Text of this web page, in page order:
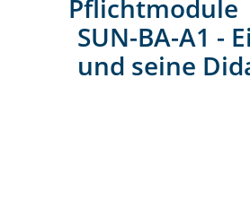
Pflichtmodule
SUN-BA-A1 -
und seine